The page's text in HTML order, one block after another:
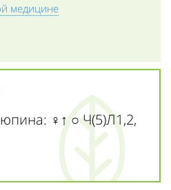
медицине
♀↑ ○ Ч(5)Л1,2,